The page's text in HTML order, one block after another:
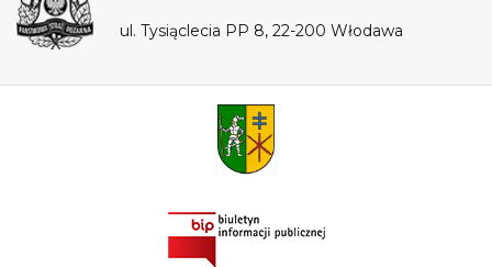
ul. Tysiąclecia PP 8, 22-200 Włodawa